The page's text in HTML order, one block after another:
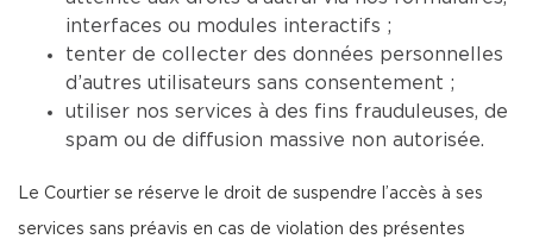
interfaces ou modules interactifs ;
tenter de collecter des données personnelles
d’autres utilisateurs sans consentement ;
utiliser nos services à des fins frauduleuses, de
spam ou de diffusion massive non autorisée.
Le Courtier se réserve le droit de suspendre l’accès à ses
services sans préavis en cas de violation des présentes